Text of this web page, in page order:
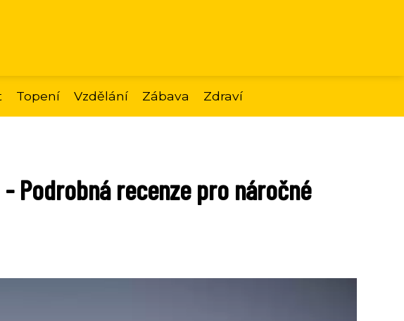
Topení Vzdělání Zábava Zdraví
Podrobná recenze pro náročné